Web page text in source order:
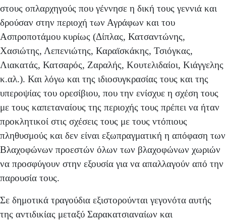
στους οπλαρχηγούς που γέννησε η δική τους γεννιά και
δρούσαν στην περιοχή των Αγράφων και του
Ασπροποτάμου κυρίως (Δίπλας, Κατσαντώνης,
Χασιώτης, Λεπενιώτης, Καραϊσκάκης, Τσιόγκας,
Λιακατάς, Κατσαρός, Ζαραλής, Κουτελιδαίοι, Κιάγγελης
κ.αλ.). Και λόγω και της ιδιοσυγκρασίας τους και της
υπεροψίας του ορεσίβιου, που την ενίσχυε η σχέση τους
με τους καπεταναίους της περιοχής τους πρέπει να ήταν
προκλητικοί στις σχέσεις τους με τους ντόπιους
πληθυσμούς και δεν είναι εξωπραγματική η απόφαση των
Βλαχοφώνων προεστών όλων των βλαχοφώνων χωριών
να προσφύγουν στην εξουσία για να απαλλαγούν από την
παρουσία τους.
Σε δημοτικά τραγούδια εξιστορούνται γεγονότα αυτής
της αντιδικίας μεταξύ Σαρακατσιαναίων και